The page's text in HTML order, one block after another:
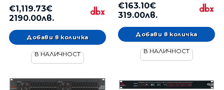
€1,119.73€
2190.00лв.
В НАЛИЧНОСТ
€163.10€
319.00лв.
В НАЛИЧНОСТ